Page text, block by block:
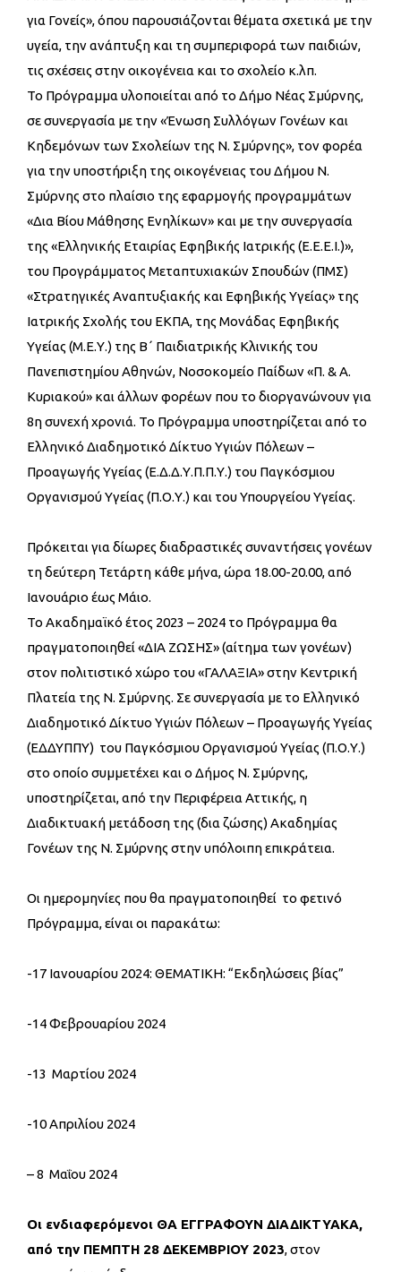
για Γονείς», όπου παρουσιάζονται θέματα σχετικά με την
υγεία, την ανάπτυξη και τη συμπεριφορά των παιδιών,
τις σχέσεις στην οικογένεια και το σχολείο κ.λπ.
Το Πρόγραμμα υλοποιείται από το Δήμο Νέας Σμύρνης,
σε συνεργασία με την «Ένωση Συλλόγων Γονέων και
Κηδεμόνων των Σχολείων της Ν. Σμύρνης», τον φορέα
για την υποστήριξη της οικογένειας του Δήμου Ν.
Σμύρνης στο πλαίσιο της εφαρμογής προγραμμάτων
«Δια Βίου Μάθησης Ενηλίκων» και με την συνεργασία
της «Ελληνικής Εταιρίας Εφηβικής Ιατρικής (Ε.Ε.Ε.Ι.)»,
του Προγράμματος Μεταπτυχιακών Σπουδών (ΠΜΣ)
«Στρατηγικές Αναπτυξιακής και Εφηβικής Υγείας» της
Ιατρικής Σχολής του ΕΚΠΑ, της Μονάδας Εφηβικής
Υγείας (Μ.Ε.Υ.) της Β΄ Παιδιατρικής Κλινικής του
Πανεπιστημίου Αθηνών, Νοσοκομείο Παίδων «Π. & A.
Κυριακού» και άλλων φορέων που το διοργανώνουν για
8η συνεχή χρονιά. Το Πρόγραμμα υποστηρίζεται από το
Ελληνικό Διαδημοτικό Δίκτυο Υγιών Πόλεων –
Προαγωγής Υγείας (Ε.Δ.Δ.Υ.Π.Π.Υ.) του Παγκόσμιου
Οργανισμού Υγείας (Π.Ο.Υ.) και του Υπουργείου Υγείας.
Πρόκειται για δίωρες διαδραστικές συναντήσεις γονέων
τη δεύτερη Τετάρτη κάθε μήνα, ώρα 18.00-20.00, από
Ιανουάριο έως Μάιο.
Το Ακαδημαϊκό έτος 2023 – 2024 το Πρόγραμμα θα
πραγματοποιηθεί «ΔΙΑ ΖΩΣΗΣ» (αίτημα των γονέων)
στον πολιτιστικό χώρο του «ΓΑΛΑΞΙΑ» στην Κεντρική
Πλατεία της Ν. Σμύρνης. Σε συνεργασία με το Ελληνικό
Διαδημοτικό Δίκτυο Υγιών Πόλεων – Προαγωγής Υγείας
(ΕΔΔΥΠΠΥ) του Παγκόσμιου Οργανισμού Υγείας (Π.Ο.Υ.)
στο οποίο συμμετέχει και ο Δήμος Ν. Σμύρνης,
υποστηρίζεται, από την Περιφέρεια Αττικής, η
Διαδικτυακή μετάδοση της (δια ζώσης) Ακαδημίας
Γονέων της Ν. Σμύρνης στην υπόλοιπη επικράτεια.
Οι ημερομηνίες που θα πραγματοποιηθεί το φετινό
Πρόγραμμα, είναι οι παρακάτω:
-17 Ιανουαρίου 2024: ΘΕΜΑΤΙΚΗ: “Εκδηλώσεις βίας”
-14 Φεβρουαρίου 2024
-13 Μαρτίου 2024
-10 Απριλίου 2024
– 8 Μαΐου 2024
Οι ενδιαφερόμενοι ΘΑ ΕΓΓΡΑΦΟΥΝ ΔΙΑΔΙΚΤΥΑΚΑ,
από την ΠΕΜΠΤΗ 28 ΔΕΚΕΜΒΡΙΟΥ 2023, στον